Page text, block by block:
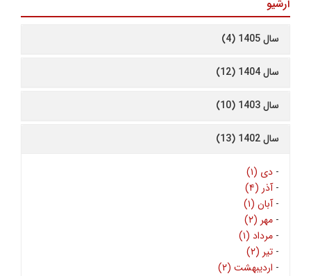
آرشیو
سال 1405 (4)
سال 1404 (12)
سال 1403 (10)
سال 1402 (13)
- دی (۱)
-آذر (۴)
-آبان (۱)
- مهر (۲)
- مرداد (۱)
- تیر (۲)
- اردیبهشت (۲)